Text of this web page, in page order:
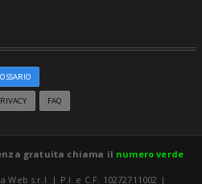
FAQ
gratuita chiama il numero verde
s.r.l. | P.I. e C.F. 10272711002 |